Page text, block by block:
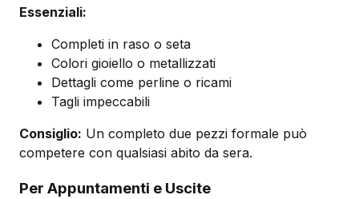
Essenziali:
Completi in raso o seta
Colori gioiello o metallizzati
Dettagli come perline o ricami
Tagli impeccabili
Consiglio: Un completo due pezzi formale può
competere con qualsiasi abito da sera.
Per Appuntamenti e Uscite